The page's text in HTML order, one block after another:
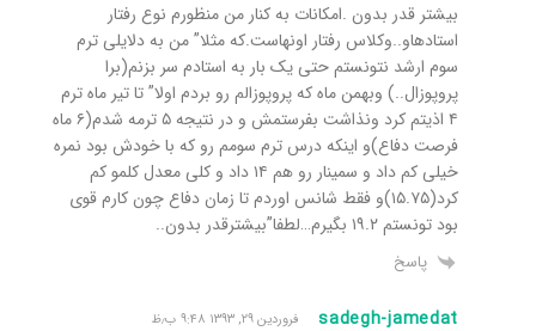
بیشتر قدر بدون .امکانات به کنار من منظورم نوع رفتار
استادهاو..وکلاس رفتار اونهاست.که مثلا” من به دلایلی ترم
سوم ارشد نتونستم حتی یک بار به استادم سر بزنم(برا
پروپوزال..) وبهمن ماه که پروپوزالم رو بردم اولا” تا تیر ماه ترم
۴ اذیتم کرد ونذاشت بفرستمش و در نتیجه ۵ ترمه شدم(۶ ماه
فرصت دفاع)و اینکه درس ترم سومم رو که با خودش بود نمره
خیلی کم داد و سمینار رو هم ۱۴ داد و کلی معدل کلمو کم
کرد(۱۵.۷۵)و فقط شانس اوردم تا زمان دفاع چون کارم قوی
بود تونستم ۱۹.۲ بگیرم…لطفا”بیشترقدر بدون..
پاسخ
sadegh-jamedat فروردین ۲۹, ۱۳۹۳ ۹:۴۸ ب٫ظ